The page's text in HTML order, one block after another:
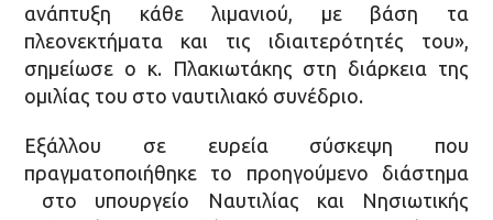
ανάπτυξη κάθε λιμανιού, με βάση τα
πλεονεκτήματα και τις ιδιαιτερότητές του»,
σημείωσε ο κ. Πλακιωτάκης στη διάρκεια της
ομιλίας του στο ναυτιλιακό συνέδριο.
Εξάλλου σε ευρεία σύσκεψη που
πραγματοποιήθηκε το προηγούμενο διάστημα
στο υπουργείο Ναυτιλίας και Νησιωτικής